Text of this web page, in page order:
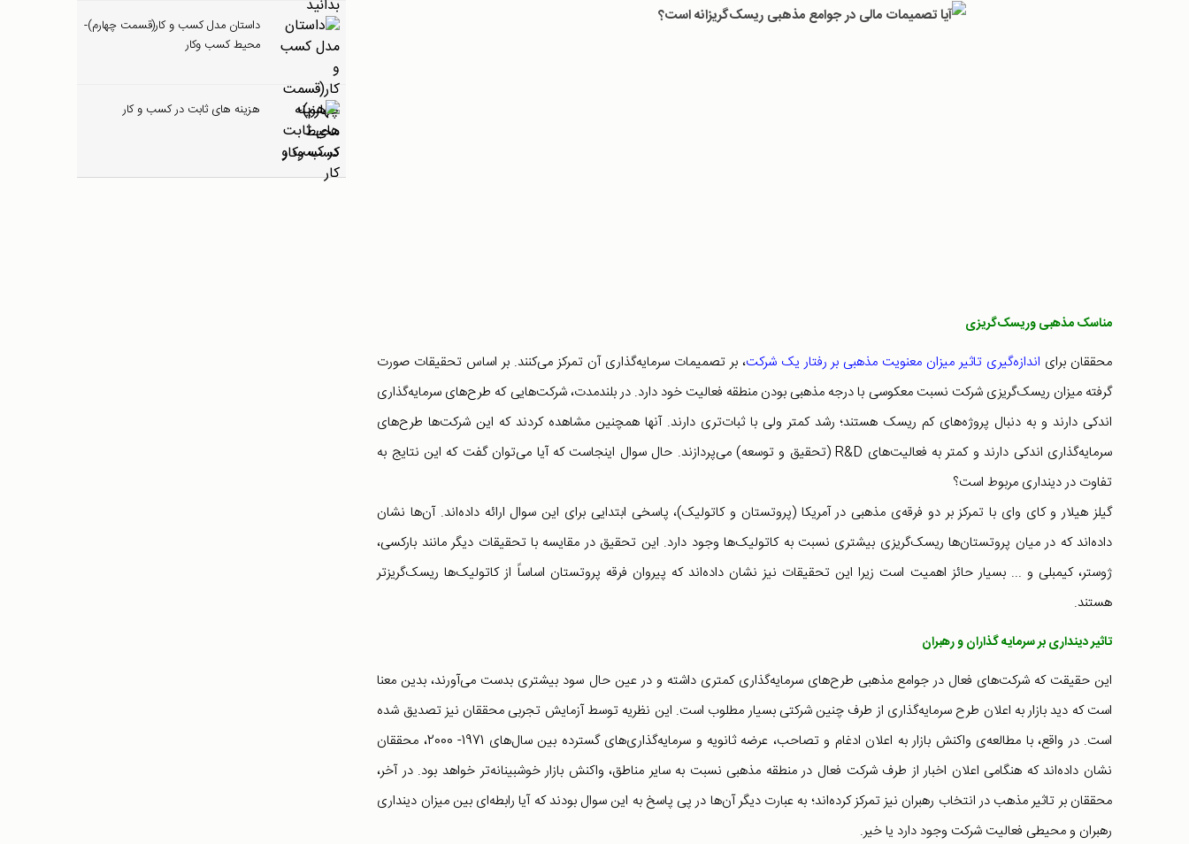
مناسک مذهبی وریسک‌گریزی
محققان برای اندازه‌گیری تاثیر میزان معنویت مذهبی بر رفتار یک شرکت، بر تصمیمات سرمایه‌گذاری آن تمرکز می‌کنند. بر اساس تحقیقات صورت
گرفته میزان ریسک‌گریزی شرکت نسبت معکوسی با درجه مذهبی بودن منطقه فعالیت خود دارد. در بلندمدت، شرکت‌هایی که طرح‌های سرمایه‌گذاری
اندکی دارند و به دنبال پروژه‌های کم ریسک هستند؛ رشد کمتر ولی با ثبات‌تری دارند. آنها همچنین مشاهده کردند که این شرکت‌ها طرح‌های
سرمایه‌گذاری اندکی دارند و کمتر به فعالیت‌های R&D (تحقیق و توسعه) می‌پردازند. حال سوال اینجاست که آیا می‌توان گفت که این نتایج به
تفاوت در دینداری مربوط است؟
گیلز هیلار و کای وای با تمرکز بر دو فرقه‌ی مذهبی در آمریکا (پروتستان و کاتولیک)، پاسخی ابتدایی برای این سوال ارائه داده‌اند. آن‌ها نشان
داده‌اند که در میان پروتستان‌ها ریسک‌گریزی بیشتری نسبت به کاتولیک‌ها وجود دارد. این تحقیق در مقایسه با تحقیقات دیگر مانند بارکسی،
ژوستر، کیمبلی و ... بسیار حائز اهمیت است زیرا این تحقیقات نیز نشان داده‌اند که پیروان فرقه پروتستان اساساً از کاتولیک‌ها ریسک‌گریزتر
هستند.
تاثیر دینداری بر سرمایه گذاران و رهبران
این حقیقت که شرکت‌های فعال در جوامع مذهبی طرح‌های سرمایه‌گذاری کمتری داشته و در عین حال سود بیشتری بدست می‌آورند، بدین معنا
است که دید بازار به اعلان طرح سرمایه‌گذاری از طرف چنین شرکتی بسیار مطلوب است. این نظریه توسط آزمایش تجربی محققان نیز تصدیق شده
است. در واقع، با مطالعه‌ی واکنش بازار به اعلان ادغام و تصاحب، عرضه ثانویه و سرمایه‌گذاری‌های گسترده بین سال‌های 1971- 2000، محققان
نشان داده‌اند که هنگامی اعلان اخبار از طرف شرکت فعال در منطقه مذهبی نسبت به سایر مناطق، واکنش بازار خوشبینانه‌تر خواهد بود. در آخر،
محققان بر تاثیر مذهب در انتخاب رهبران نیز تمرکز کرده‌اند؛ به عبارت دیگر آن‌ها در پی پاسخ به این سوال بودند که آیا رابطه‌ای بین میزان دینداری
رهبران و محیطی فعالیت شرکت وجود دارد یا خیر.
داستان مدل کسب و کار(قسمت چهارم)-
محیط کسب وکار
هزینه های ثابت در کسب و کار